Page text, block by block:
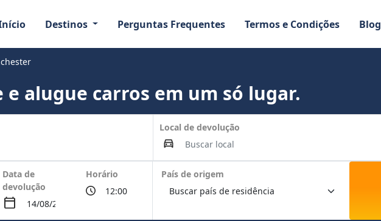
Destinos Perguntas Frequentes Termos e Condições Blog
e alugue carros em um só lugar.
Local de devolução
Data de
devolução
Horário País de origem